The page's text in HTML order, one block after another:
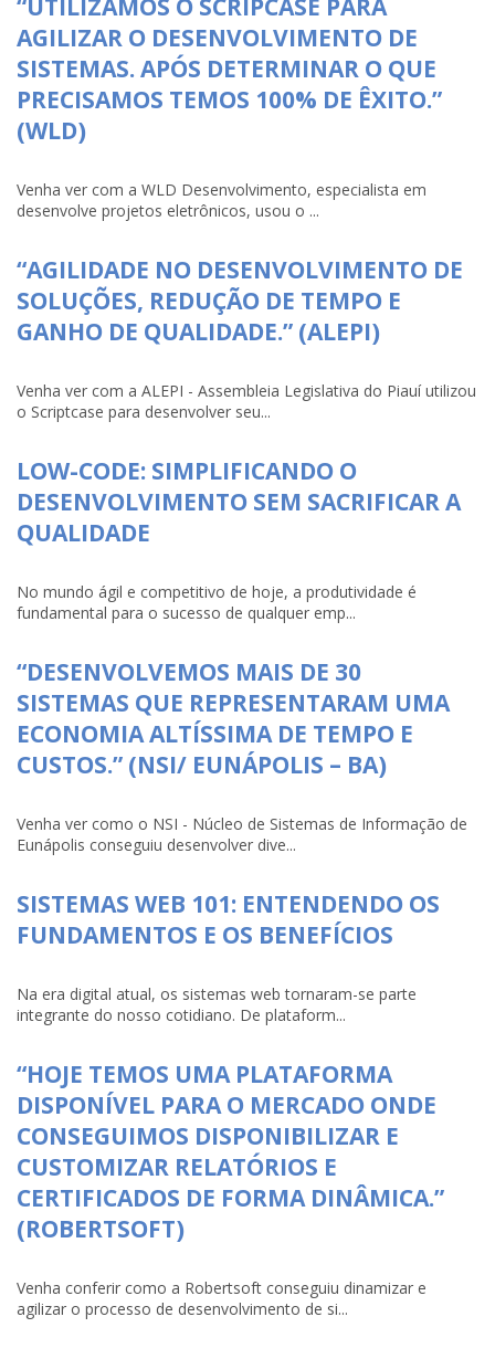
“UTILIZAMOS O SCRIPCASE PARA
AGILIZAR O DESENVOLVIMENTO DE
SISTEMAS. APÓS DETERMINAR O QUE
PRECISAMOS TEMOS 100% DE ÊXITO.”
(WLD)
Venha ver com a WLD Desenvolvimento, especialista em
desenvolve projetos eletrônicos, usou o ...
“AGILIDADE NO DESENVOLVIMENTO DE
SOLUÇÕES, REDUÇÃO DE TEMPO E
GANHO DE QUALIDADE.” (ALEPI)
Venha ver com a ALEPI - Assembleia Legislativa do Piauí utilizou
o Scriptcase para desenvolver seu...
LOW-CODE: SIMPLIFICANDO O
DESENVOLVIMENTO SEM SACRIFICAR A
QUALIDADE
No mundo ágil e competitivo de hoje, a produtividade é
fundamental para o sucesso de qualquer emp...
“DESENVOLVEMOS MAIS DE 30
SISTEMAS QUE REPRESENTARAM UMA
ECONOMIA ALTÍSSIMA DE TEMPO E
CUSTOS.” (NSI/ EUNÁPOLIS – BA)
Venha ver como o NSI - Núcleo de Sistemas de Informação de
Eunápolis conseguiu desenvolver dive...
SISTEMAS WEB 101: ENTENDENDO OS
FUNDAMENTOS E OS BENEFÍCIOS
Na era digital atual, os sistemas web tornaram-se parte
integrante do nosso cotidiano. De plataform...
“HOJE TEMOS UMA PLATAFORMA
DISPONÍVEL PARA O MERCADO ONDE
CONSEGUIMOS DISPONIBILIZAR E
CUSTOMIZAR RELATÓRIOS E
CERTIFICADOS DE FORMA DINÂMICA.”
(ROBERTSOFT)
Venha conferir como a Robertsoft conseguiu dinamizar e
agilizar o processo de desenvolvimento de si...